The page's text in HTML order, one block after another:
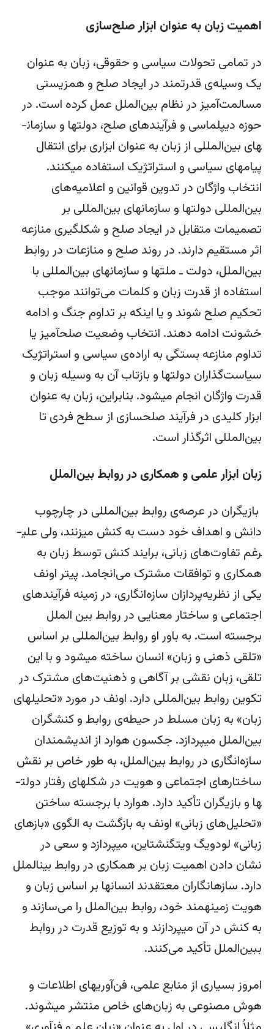
‌اهمیت زبان به عنوان ابزار صلح­‌سازی
در تمامی تحولات سیاسی و حقوقی، زبان به عنوان
یک وسیله‌ی قدرتمند در ایجاد صلح و هم­زیستی
مسالمت‌­آمیز در نظام بین‌الملل عمل کرده است. در
حوزه دیپلماسی و فرآیندهای صلح، دولت­ها و سازمان­
های بین‌المللی از زبان به عنوان ابزاری برای انتقال
پیام­های سیاسی و استراتژیک استفاده می­کنند.
انتخاب واژگان در تدوین قوانین و اعلامیه‌های
بین‌المللی دولت­ها و سازمان­های بین‌المللی بر
تصمیمات متقابل در ایجاد صلح و شکل­گیری منازعه
اثر مستقیم دارند. در روند صلح و منازعات در روابط
بین‌الملل، دولت ـ ملت­ها و سازمان­های بین‌المللی با
استفاده از قدرت زبان و کلمات می‌توانند موجب
تحکیم صلح شوند و یا اینکه بر تداوم جنگ و ادامه
خشونت ادامه دهند. انتخاب وضعیت صلح­آمیز یا
تداوم منازعه بستگی به اراده‌ی سیاسی و استراتژیک
سیاست‌­گذاران دولت­ها و بازتاب آن به وسیله زبان و
قدرت واژگان انجام می­شود. بنابراین، زبان به عنوان
ابزار کلیدی در فرآیند صلح­سازی از سطح فردی تا
بین‌المللی اثرگذار است.
زبان ابزار علمی و همکاری در روابط بین‌الملل
بازیگران در عرصه‌ی روابط بین‌المللی در چارچوب
دانش و اهداف خود دست به کنش می­زنند، ولی علی­
رغم تفاوت‌های زبانی، برایند کنش توسط زبان به
همکاری و توافقات مشترک می‌انجامد. پیتر اونف
یکی از نظریه‌­پردازان سازه‌­انگاری، در زمینه فرآیندهای
اجتماعی و ساختار معنایی در روابط بین الملل
برجسته است. به باور او روابط بین‌المللی بر اساس
«تلقی ذهنی و زبان» انسان ساخته می­شود و با این
تلقی، زبان نقشی بر آگاهی و ذهنیت‌های مشترک در
تکوین روابط بین‌المللی دارد. اونف در مورد «تحلیل­های
زبان» به زبان مسلط در حیطه‌ی روابط و کنشگران
بین‌الملل می­پردازد. جکسون هوارد از اندیشمندان
سازه‌انگاری در روابط بین‌الملل، به طور خاص بر نقش
ساختارهای اجتماعی و هویت در شکل­های رفتار دولت­
ها و بازیگران تأکید دارد. هوارد با برجسته ساختن
«تحلیل‌­های زبانی» اونف به بازگشت به الگوی «بازهای
زبانی» لودویگ ویتگنشتاین، می­پردازد و سعی در
نشان دادن اهمیت زبان بر همکاری در روابط بین­الملل
دارد. سازه­انگاران معتقدند انسان­ها بر اساس زبان و
هویت زمینه­مند خود، روابط بین‌الملل را می­‌سازند و
به کنش در آن می­پردازند و به توزیع قدرت در روابط
ببین‌الملل تأکید می­‌کنند.
امروز بسیاری از منابع علمی، فن‌آوری­های اطلاعات و
هوش مصنوعی به زبان‌­های خاص منتشر می­شوند.